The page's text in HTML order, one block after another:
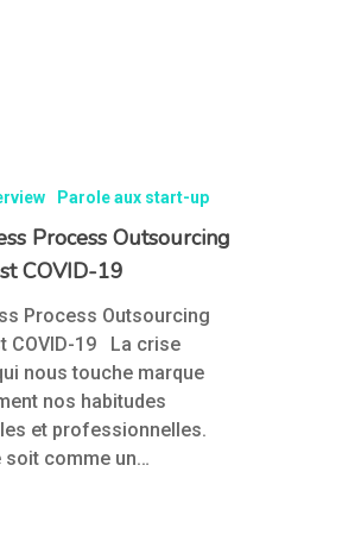
Parole aux start-up
Process Outsourcing
COVID-19
Process Outsourcing
COVID-19 La crise
nous touche marque
nos habitudes
et professionnelles.
soit comme un…